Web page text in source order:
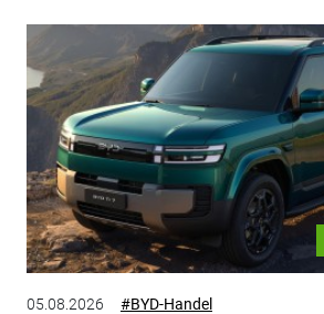
05.08.2026 #BYD-Handel